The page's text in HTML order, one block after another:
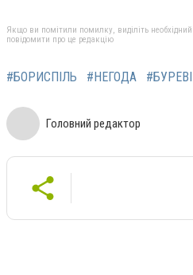
Якщо ви помітили помилку, виділіть
повідомити про це редакцію
#БОРИСПІЛЬ #НЕГОДА
Головний редактор